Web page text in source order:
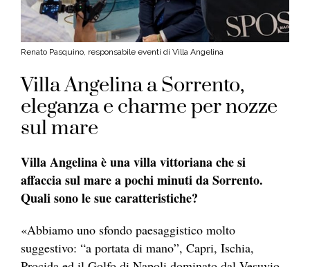
Renato Pasquino, responsabile eventi di Villa Angelina
Villa Angelina a Sorrento,
eleganza e charme per nozze
sul mare
Villa Angelina è una villa vittoriana che si
affaccia sul mare a pochi minuti da Sorrento.
Quali sono le sue caratteristiche?
«Abbiamo uno sfondo paesaggistico molto
suggestivo: “a portata di mano”, Capri, Ischia,